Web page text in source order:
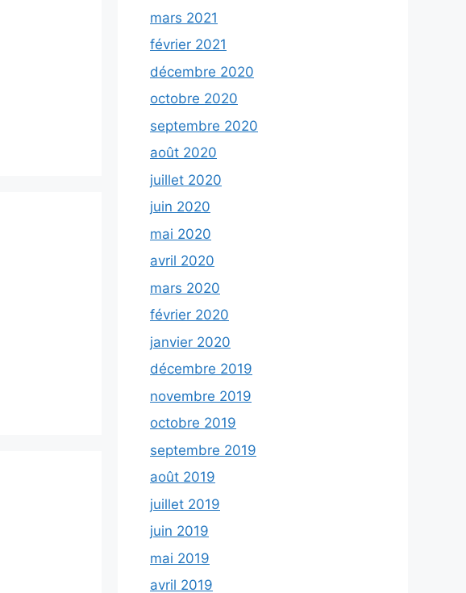
mars 2021
février 2021
décembre 2020
octobre 2020
septembre 2020
août 2020
juillet 2020
juin 2020
mai 2020
avril 2020
mars 2020
février 2020
janvier 2020
décembre 2019
novembre 2019
octobre 2019
septembre 2019
août 2019
juillet 2019
juin 2019
mai 2019
avril 2019